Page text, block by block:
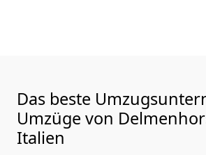
Das beste
Umzüge von
Italien